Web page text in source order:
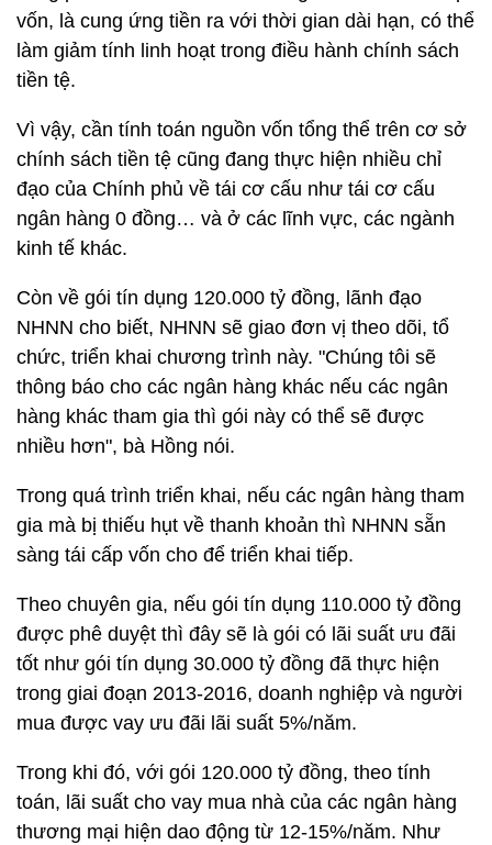
vốn, là cung ứng tiền ra với thời gian dài hạn, có thể
làm giảm tính linh hoạt trong điều hành chính sách
tiền tệ.
Vì vậy, cần tính toán nguồn vốn tổng thể trên cơ sở
chính sách tiền tệ cũng đang thực hiện nhiều chỉ
đạo của Chính phủ về tái cơ cấu như tái cơ cấu
ngân hàng 0 đồng… và ở các lĩnh vực, các ngành
kinh tế khác.
Còn về gói tín dụng 120.000 tỷ đồng, lãnh đạo
NHNN cho biết, NHNN sẽ giao đơn vị theo dõi, tổ
chức, triển khai chương trình này. "Chúng tôi sẽ
thông báo cho các ngân hàng khác nếu các ngân
hàng khác tham gia thì gói này có thể sẽ được
nhiều hơn", bà Hồng nói.
Trong quá trình triển khai, nếu các ngân hàng tham
gia mà bị thiếu hụt về thanh khoản thì NHNN sẵn
sàng tái cấp vốn cho để triển khai tiếp.
Theo chuyên gia, nếu gói tín dụng 110.000 tỷ đồng
được phê duyệt thì đây sẽ là gói có lãi suất ưu đãi
tốt như gói tín dụng 30.000 tỷ đồng đã thực hiện
trong giai đoạn 2013-2016, doanh nghiệp và người
mua được vay ưu đãi lãi suất 5%/năm.
Trong khi đó, với gói 120.000 tỷ đồng, theo tính
toán, lãi suất cho vay mua nhà của các ngân hàng
thương mại hiện dao động từ 12-15%/năm. Như